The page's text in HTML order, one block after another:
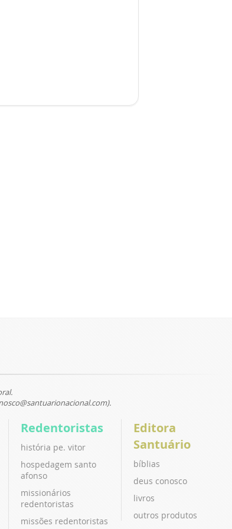
Redentoristas
história pe. vitor
hospedagem santo
afonso
missionários
redentoristas
missões redentoristas
Editora
Santuário
bíblias
deus conosco
livros
outros produtos